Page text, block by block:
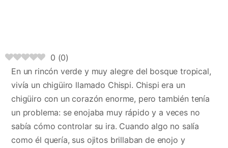
0 (0)
En un rincón verde y muy alegre del bosque tropical,
vivía un chigüiro llamado Chispi. Chispi era un
chigüiro con un corazón enorme, pero también tenía
un problema: se enojaba muy rápido y a veces no
sabía cómo controlar su ira. Cuando algo no salía
como él quería, sus ojitos brillaban de enojo y